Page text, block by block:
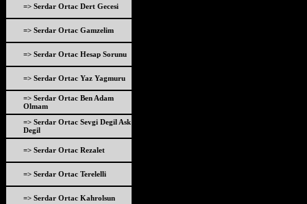
=> Serdar Ortac Dert Gecesi
=> Serdar Ortac Gamzelim
=> Serdar Ortac Hesap Sorunu
=> Serdar Ortac Yaz Yagmuru
=> Serdar Ortac Ben Adam
Olmam
=> Serdar Ortac Sevgi Degil Ask
Degil
=> Serdar Ortac Rezalet
=> Serdar Ortac Terelelli
=> Serdar Ortac Kahrolsun